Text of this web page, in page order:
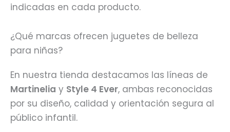
indicadas en cada producto.
¿Qué marcas ofrecen juguetes de belleza
para niñas?
En nuestra tienda destacamos las líneas de
Martinelia y Style 4 Ever, ambas reconocidas
por su diseño, calidad y orientación segura al
público infantil.